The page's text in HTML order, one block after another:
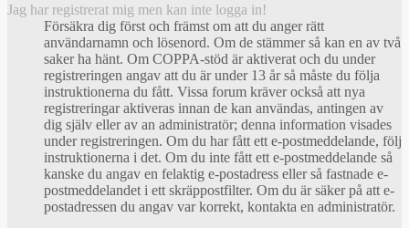
Jag har registrerat mig men kan inte logga in!
Försäkra dig först och främst om att du anger rätt
användarnamn och lösenord. Om de stämmer så kan en av två
saker ha hänt. Om COPPA-stöd är aktiverat och du under
registreringen angav att du är under 13 år så måste du följa
instruktionerna du fått. Vissa forum kräver också att nya
registreringar aktiveras innan de kan användas, antingen av
dig själv eller av an administratör; denna information visades
under registreringen. Om du har fått ett e-postmeddelande, följ
instruktionerna i det. Om du inte fått ett e-postmeddelande så
kanske du angav en felaktig e-postadress eller så fastnade e-
postmeddelandet i ett skräppostfilter. Om du är säker på att e-
postadressen du angav var korrekt, kontakta en administratör.